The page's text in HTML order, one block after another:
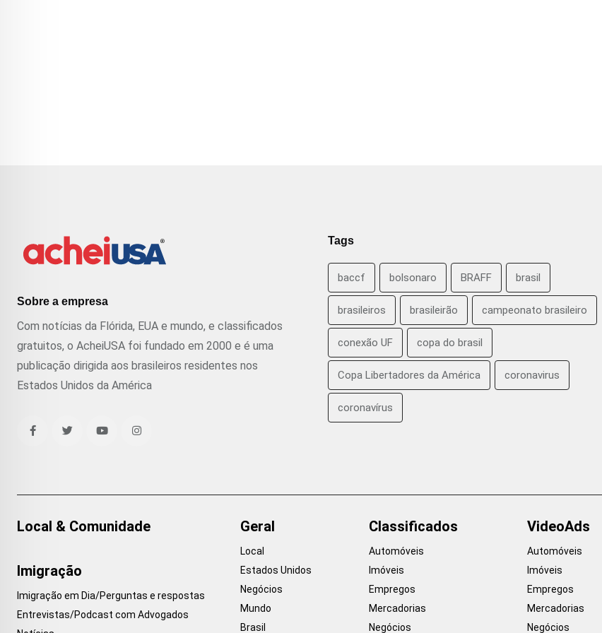
Sobre a empresa
Com notícias da Flórida, EUA e mundo, e classificados
gratuitos, o AcheiUSA foi fundado em 2000 e é uma
publicação dirigida aos brasileiros residentes nos
Estados Unidos da América
Tags
baccf bolsonaro BRAFF brasil
brasileiros brasileirão campeonato brasileiro
conexão UF copa do brasil
Copa Libertadores da América coronavirus
coronavírus
Local & Comunidade
Imigração
Imigração em Dia/Perguntas e respostas
Entrevistas/Podcast com Advogados
Geral
Local
Estados Unidos
Negócios
Mundo
Brasil
Classificados
Automóveis
Imóveis
Empregos
Mercadorias
Negócios
VideoAds
Automóveis
Imóveis
Empregos
Mercadorias
Negócios